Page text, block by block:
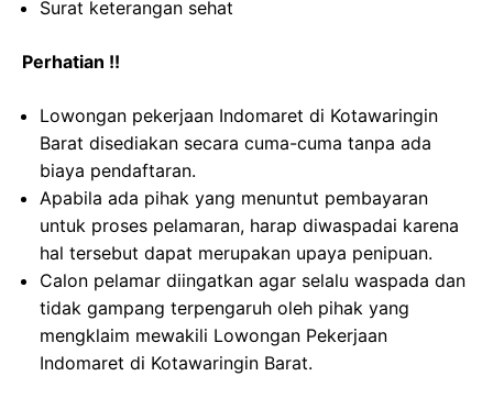
Surat keterangan sehat
Perhatian !!
Lowongan pekerjaan Indomaret di Kotawaringin
Barat disediakan secara cuma-cuma tanpa ada
biaya pendaftaran.
Apabila ada pihak yang menuntut pembayaran
untuk proses pelamaran, harap diwaspadai karena
hal tersebut dapat merupakan upaya penipuan.
Calon pelamar diingatkan agar selalu waspada dan
tidak gampang terpengaruh oleh pihak yang
mengklaim mewakili Lowongan Pekerjaan
Indomaret di Kotawaringin Barat.